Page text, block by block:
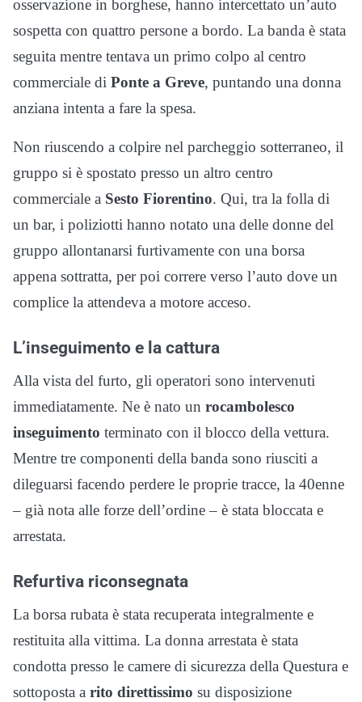
osservazione in borghese, hanno intercettato un’auto
sospetta con quattro persone a bordo. La banda è stata
seguita mentre tentava un primo colpo al centro
commerciale di Ponte a Greve, puntando una donna
anziana intenta a fare la spesa.
​Non riuscendo a colpire nel parcheggio sotterraneo, il
gruppo si è spostato presso un altro centro
commerciale a Sesto Fiorentino. Qui, tra la folla di
un bar, i poliziotti hanno notato una delle donne del
gruppo allontanarsi furtivamente con una borsa
appena sottratta, per poi correre verso l’auto dove un
complice la attendeva a motore acceso.
​L’inseguimento e la cattura
​Alla vista del furto, gli operatori sono intervenuti
immediatamente. Ne è nato un rocambolesco
inseguimento terminato con il blocco della vettura.
Mentre tre componenti della banda sono riusciti a
dileguarsi facendo perdere le proprie tracce, la 40enne
– già nota alle forze dell’ordine – è stata bloccata e
arrestata.
​Refurtiva riconsegnata
​La borsa rubata è stata recuperata integralmente e
restituita alla vittima. La donna arrestata è stata
condotta presso le camere di sicurezza della Questura e
sottoposta a rito direttissimo su disposizione